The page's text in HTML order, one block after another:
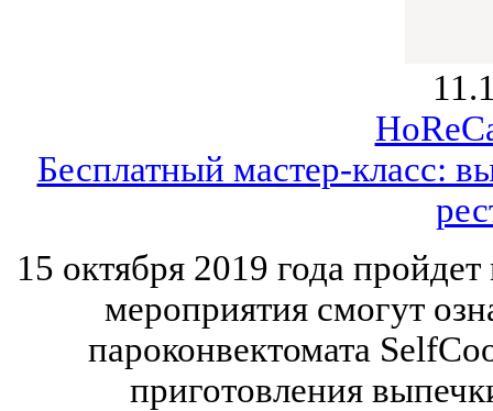
Бесплатный мастер-класс:
15 октября 2019 года
мероприятия смогут
пароконвектомата
приготовления